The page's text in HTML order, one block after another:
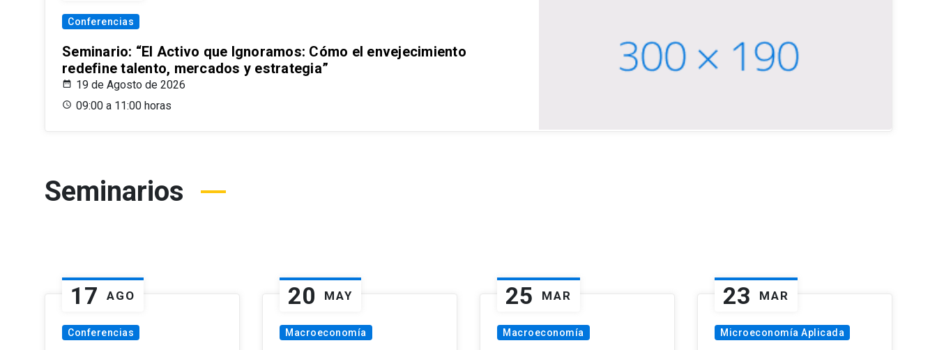
Conferencias
Seminario: “El Activo que Ignoramos: Cómo el envejecimiento
redefine talento, mercados y estrategia”
19 de Agosto de 2026
09:00 a 11:00 horas
Seminarios
17 AGO
Conferencias
20 MAY
Macroeconomía
25 MAR
Macroeconomía
23 MAR
Microeconomía Aplicada